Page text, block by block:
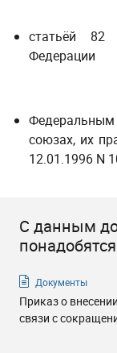
статьёй 82
Федерации
союзах, их
12.01.1996 N
С данным
понадобятся
Документы
Приказ о
связи с